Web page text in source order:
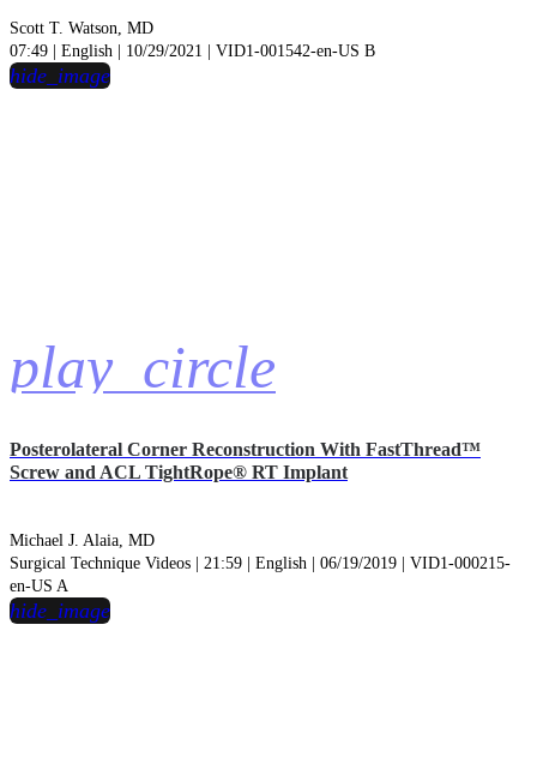
Scott T. Watson, MD
07:49 | English | 10/29/2021 | VID1-001542-en-US B
play_circle
hide_image
Posterolateral Corner Reconstruction With FastThread™
Screw and ACL TightRope® RT Implant
Michael J. Alaia, MD
Surgical Technique Videos | 21:59 | English | 06/19/2019 | VID1-000215-
en-US A
hide_image